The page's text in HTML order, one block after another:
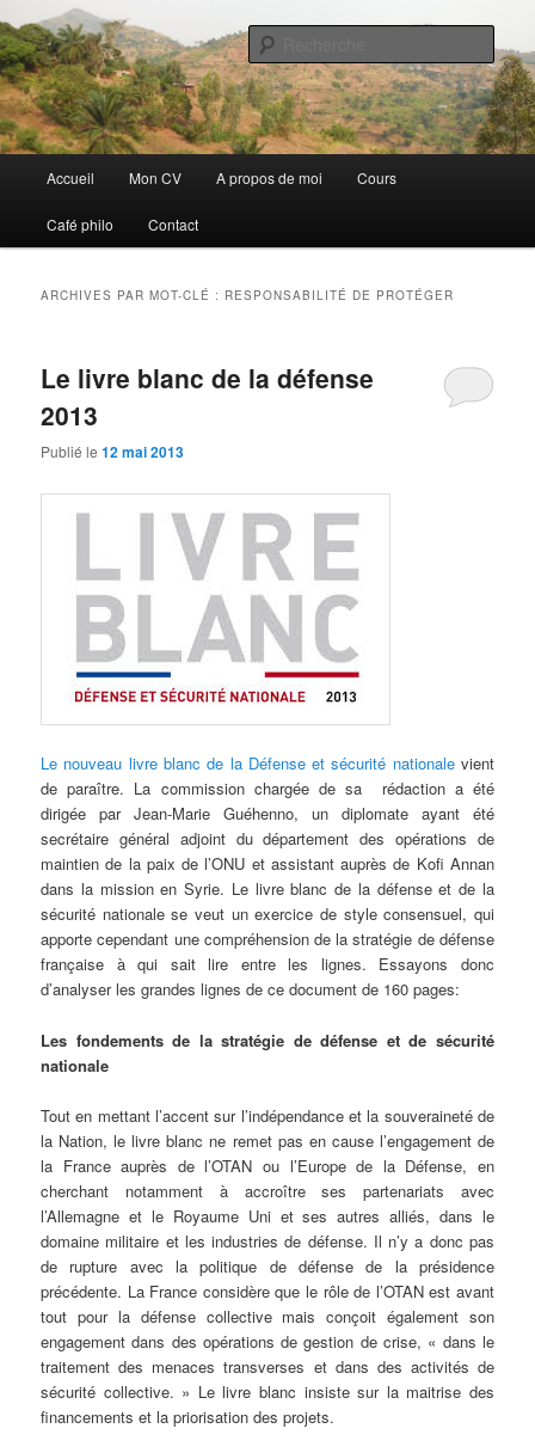
au
contenu
principal
au
contenu
secondaireGuillaume Nicaise
Discovery
principal
Accueil Mon CV A propos de moi Cours
Café philo Contact
ARCHIVES PAR MOT-CLÉ : RESPONSABILITÉ DE PROTÉGER
Le livre blanc de la défense
2013
Publié le12 mai 2013
Le nouveau livre blanc de la Défense et sécurité nationalevient
de paraître. La commission chargée de sa rédaction a été
dirigée par Jean-Marie Guéhenno, un diplomate ayant été
secrétaire général adjoint du département des opérations de
maintien de la paix de l’ONU et assistant auprès de Kofi Annan
dans la mission en Syrie. Le livre blanc de la défense et de la
sécurité nationale se veut un exercice de style consensuel, qui
apporte cependant une compréhension de la stratégie de défense
française à qui sait lire entre les lignes. Essayons donc
d’analyser les grandes lignes de ce document de 160 pages:
Les fondements de la stratégie de défense et de sécurité
nationale
Tout en mettant l’accent sur l’indépendance et la souveraineté de
la Nation, le livre blanc ne remet pas en cause l’engagement de
la France auprès de l’OTAN ou l’Europe de la Défense, en
cherchant notamment à accroître ses partenariats avec
l’Allemagne et le Royaume Uni et ses autres alliés, dans le
domaine militaire et les industries de défense. Il n’y a donc pas
de rupture avec la politique de défense de la présidence
précédente. La France considère que le rôle de l’OTAN est avant
tout pour la défense collective mais conçoit également son
engagement dans des opérations de gestion de crise, « dans le
traitement des menaces transverses et dans des activités de
sécurité collective. » Le livre blanc insiste sur la maitrise des
financements et la priorisation des projets.